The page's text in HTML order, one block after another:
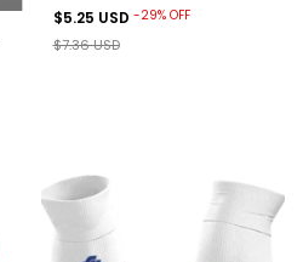
$5.25 USD -29% OFF
$7.36 USD